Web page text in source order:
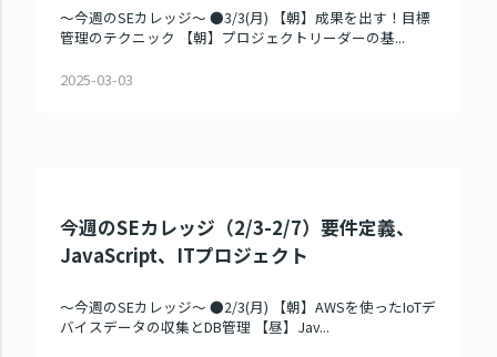
～今週のSEカレッジ～ ●3/3(月) 【朝】成果を出す！目標
管理のテクニック 【朝】プロジェクトリーダーの基...
2025-03-03
今週のSEカレッジ（2/3-2/7）要件定義、
JavaScript、ITプロジェクト
～今週のSEカレッジ～ ●2/3(月) 【朝】AWSを使ったIoTデ
バイスデータの収集とDB管理 【昼】Jav...